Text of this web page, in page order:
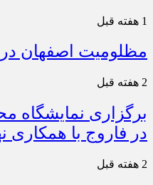
1 هفته قبل
مظلومیت اصفهان
2 هفته قبل
برگزاری نمایشگاه
در فاروج با همکاری
2 هفته قبل